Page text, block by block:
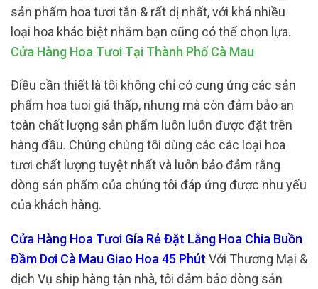
sản phẩm hoa tươi tắn & rất dị nhất, với khá nhiều
loại hoa khác biệt nhằm bạn cũng có thể chọn lựa.
Cửa Hàng Hoa Tươi Tại Thành Phố Cà Mau
Điều cần thiết là tôi không chỉ có cung ứng các sản
phẩm hoa tuoi giá thấp, nhưng mà còn đảm bảo an
toàn chất lượng sản phẩm luôn luôn được đặt trên
hàng đầu. Chúng chúng tôi dùng các các loại hoa
tươi chất lượng tuyệt nhất và luôn bảo đảm rằng
dòng sản phẩm của chúng tôi đáp ứng được nhu yếu
của khách hàng.
Cửa Hàng Hoa Tươi Gía Rẻ Đặt Lẵng Hoa Chia Buồn
Đầm Dơi Cà Mau Giao Hoa 45 Phút Với Thương Mại &
dịch Vụ ship hàng tận nhà, tôi đảm bảo dòng sản